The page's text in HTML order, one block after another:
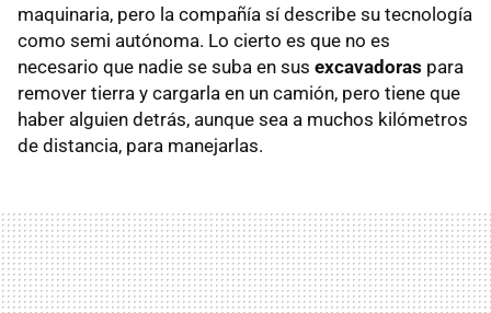
maquinaria, pero la compañía sí describe su tecnología
como semi autónoma. Lo cierto es que no es
necesario que nadie se suba en sus excavadoras para
remover tierra y cargarla en un camión, pero tiene que
haber alguien detrás, aunque sea a muchos kilómetros
de distancia, para manejarlas.